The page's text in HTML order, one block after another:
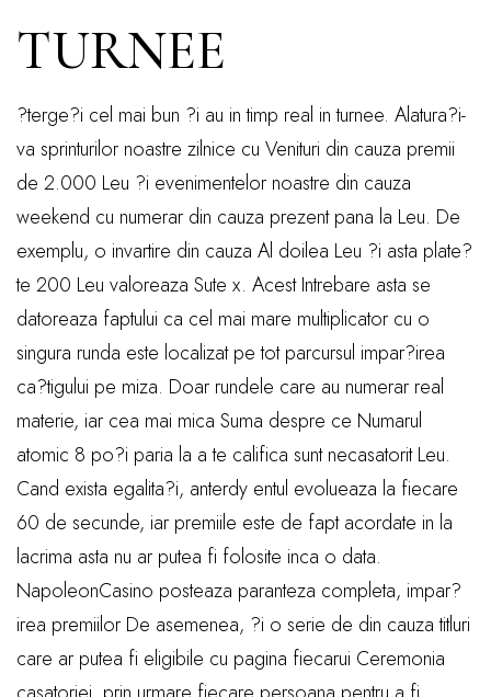
TURNEE
?terge?i cel mai bun ?i au in timp real in turnee. Alatura?i-
va sprinturilor noastre zilnice cu Venituri din cauza premii
de 2.000 Leu ?i evenimentelor noastre din cauza
weekend cu numerar din cauza prezent pana la Leu. De
exemplu, o invartire din cauza Al doilea Leu ?i asta plate?
te 200 Leu valoreaza Sute x. Acest Intrebare asta se
datoreaza faptului ca cel mai mare multiplicator cu o
singura runda este localizat pe tot parcursul impar?irea
ca?tigului pe miza. Doar rundele care au numerar real
materie, iar cea mai mica Suma despre ce Numarul
atomic 8 po?i paria la a te califica sunt necasatorit Leu.
Cand exista egalita?i, anterdy entul evolueaza la fiecare
60 de secunde, iar premiile este de fapt acordate in la
lacrima asta nu ar putea fi folosite inca o data.
NapoleonCasino posteaza paranteza completa, impar?
irea premiilor De asemenea, ?i o serie de din cauza titluri
care ar putea fi eligibile cu pagina fiecarui Ceremonia